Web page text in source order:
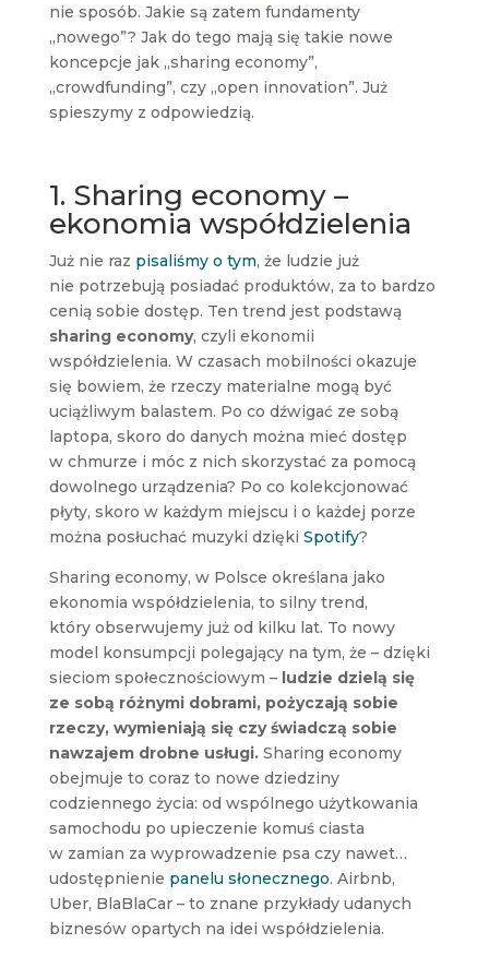
nie sposób. Jakie są zatem fundamenty
„nowego”? Jak do tego mają się takie nowe
koncepcje jak „sharing economy”,
„crowdfunding”, czy „open innovation”. Już
spieszymy z odpowiedzią.
1. Sharing economy –
ekonomia współdzielenia
Już nie raz pisaliśmy o tym, że ludzie już
nie potrzebują posiadać produktów, za to bardzo
cenią sobie dostęp. Ten trend jest podstawą
sharing economy, czyli ekonomii
współdzielenia. W czasach mobilności okazuje
się bowiem, że rzeczy materialne mogą być
uciążliwym balastem. Po co dźwigać ze sobą
laptopa, skoro do danych można mieć dostęp
w chmurze i móc z nich skorzystać za pomocą
dowolnego urządzenia? Po co kolekcjonować
płyty, skoro w każdym miejscu i o każdej porze
można posłuchać muzyki dzięki Spotify?
Sharing economy, w Polsce określana jako
ekonomia współdzielenia, to silny trend,
który obserwujemy już od kilku lat. To nowy
model konsumpcji polegający na tym, że – dzięki
sieciom społecznościowym – ludzie dzielą się
ze sobą różnymi dobrami, pożyczają sobie
rzeczy, wymieniają się czy świadczą sobie
nawzajem drobne usługi.Sharing economy
obejmuje to coraz to nowe dziedziny
codziennego życia: od wspólnego użytkowania
samochodu po upieczenie komuś ciasta
w zamian za wyprowadzenie psa czy nawet…
udostępnienie panelu słonecznego. Airbnb,
Uber, BlaBlaCar – to znane przykłady udanych
biznesów opartych na idei współdzielenia.